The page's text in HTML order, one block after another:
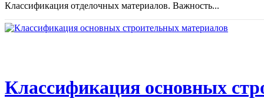
Классификация отделочных материалов. Важность...
Классификация основных